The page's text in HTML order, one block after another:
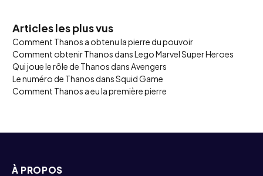
Articles les plus vus
Comment Thanos a obtenu la pierre du pouvoir
Comment obtenir Thanos dans Lego Marvel Super Heroes
Qui joue le rôle de Thanos dans Avengers
Le numéro de Thanos dans Squid Game
Comment Thanos a eu la première pierre
À PROPOS